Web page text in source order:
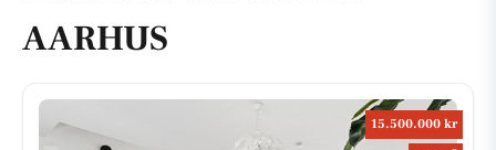
AARHUS
15.500.000 kr